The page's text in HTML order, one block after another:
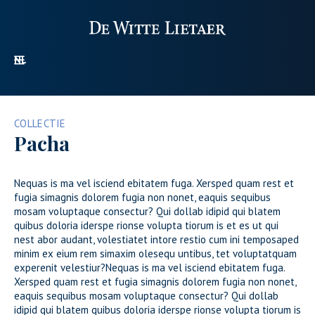
NL
OVER ONS
ONS GAMMA
COLLECTIE
Pacha
Nequas is ma vel isciend ebitatem fuga. Xersped quam rest et
fugia simagnis dolorem fugia non nonet, eaquis sequibus
mosam voluptaque consectur? Qui dollab idipid qui blatem
quibus doloria iderspe rionse volupta tiorum is et es ut qui
nest abor audant, volestiatet intore restio cum ini temposaped
minim ex eium rem simaxim olesequ untibus, tet voluptatquam
experenit velestiur?Nequas is ma vel isciend ebitatem fuga.
Xersped quam rest et fugia simagnis dolorem fugia non nonet,
eaquis sequibus mosam voluptaque consectur? Qui dollab
idipid qui blatem quibus doloria iderspe rionse volupta tiorum is